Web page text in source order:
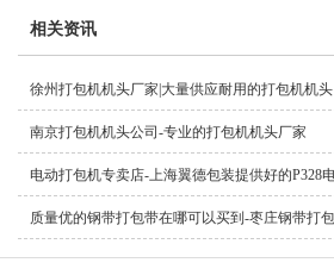
相关资讯
徐州打包机机头厂家|大量供应耐用的打包机机头
南京打包机机头公司-专业的打包机机头厂家
电动打包机专卖店-上海翼德包装提供好的P328
质量优的钢带打包带在哪可以买到-枣庄钢带打